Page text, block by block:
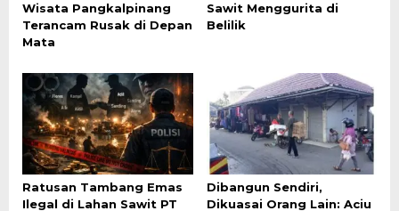
Wisata Pangkalpinang
Terancam Rusak di Depan
Mata
Sawit Menggurita di
Belilik
Ratusan Tambang Emas
Ilegal di Lahan Sawit PT
Dibangun Sendiri,
Dikuasai Orang Lain: Aciu